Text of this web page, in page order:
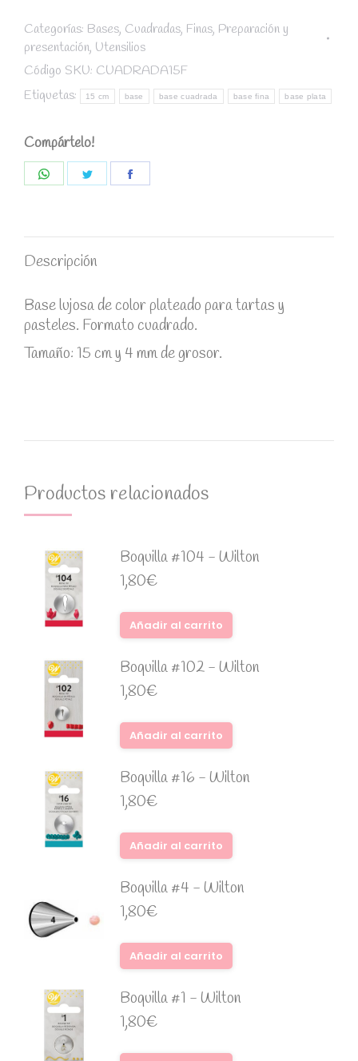
cuadrada
15
cm
/
4
mm
quantity
Categorías: Bases, Cuadradas, Finas, Preparación y
presentación, Utensilios
Código SKU: CUADRADA15F
Etiquetas:
15 cm base base cuadrada base fina base plata
Compártelo!
Descripción
Base lujosa de color plateado para tartas y
pasteles. Formato cuadrado.
Tamaño: 15 cm y 4 mm de grosor.
Productos relacionados
Boquilla #104 - Wilton
1,80€
Añadir al carrito
Boquilla #102 - Wilton
1,80€
Añadir al carrito
Boquilla #16 - Wilton
1,80€
Añadir al carrito
Boquilla #4 - Wilton
1,80€
Añadir al carrito
Boquilla #1 - Wilton
1,80€